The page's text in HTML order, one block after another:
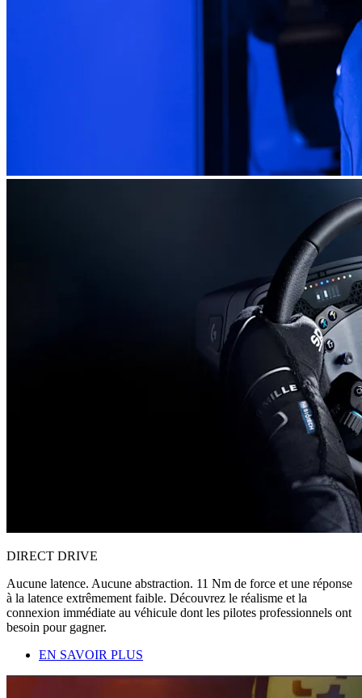
DIRECT DRIVE
Aucune latence. Aucune abstraction. 11 Nm de force et une réponse
à la latence extrêmement faible. Découvrez le réalisme et la
connexion immédiate au véhicule dont les pilotes professionnels ont
besoin pour gagner.
EN SAVOIR PLUS